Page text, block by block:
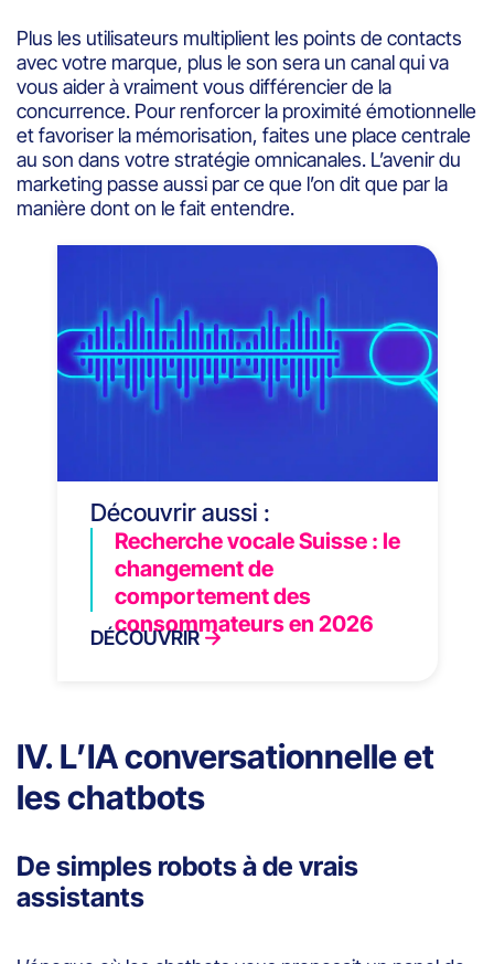
Plus les utilisateurs multiplient les points de contacts
avec votre marque, plus le son sera un canal qui va
vous aider à vraiment vous différencier de la
concurrence. Pour renforcer la proximité émotionnelle
et favoriser la mémorisation, faites une place centrale
au son dans votre stratégie omnicanales. L’avenir du
marketing passe aussi par ce que l’on dit que par la
manière dont on le fait entendre.
Découvrir aussi :
Recherche vocale Suisse : le
changement de
comportement des
consommateurs en 2026
DÉCOUVRIR
IV. L’IA conversationnelle et
les chatbots
De simples robots à de vrais
assistants